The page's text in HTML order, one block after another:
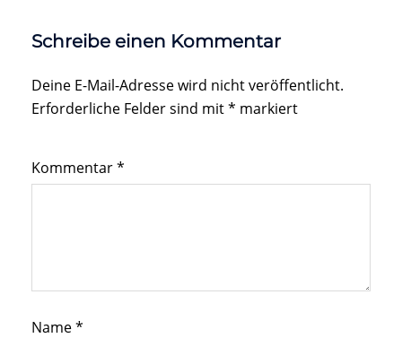
Schreibe einen Kommentar
Deine E-Mail-Adresse wird nicht veröffentlicht.
Erforderliche Felder sind mit* markiert
Kommentar*
Name*